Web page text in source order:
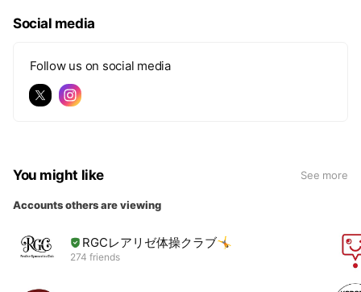
Social media
Follow us on social media
You might like See more
Accounts others are viewing
RGCレアリゼ体操クラブ🤸
274 friends